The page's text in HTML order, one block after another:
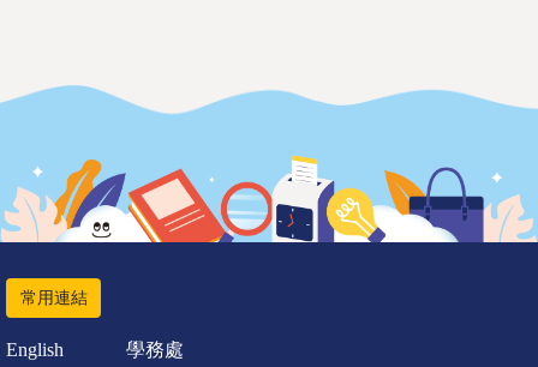
常用連結
English 學務處